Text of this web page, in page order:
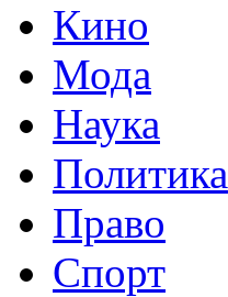
Кино
Мода
Наука
Политика
Право
Спорт